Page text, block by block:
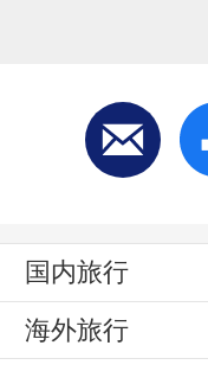
国内旅行
海外旅行